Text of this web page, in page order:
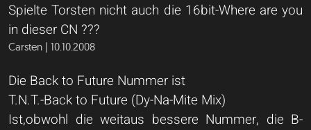
Spielte Torsten nicht auch die 16bit-Where are you
in dieser CN ???
Carsten | 10.10.2008
Die Back to Future Nummer ist
T.N.T.-Back to Future (Dy-Na-Mite Mix)
Ist,obwohl die weitaus bessere Nummer, die B-